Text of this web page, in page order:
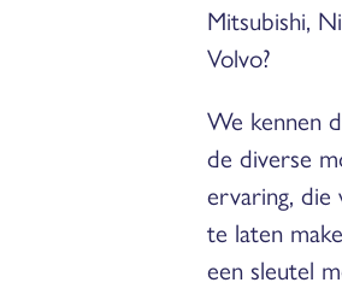
Mitsubishi,
Volvo?
We kennen
de diverse
ervaring,
te laten
een sleutel